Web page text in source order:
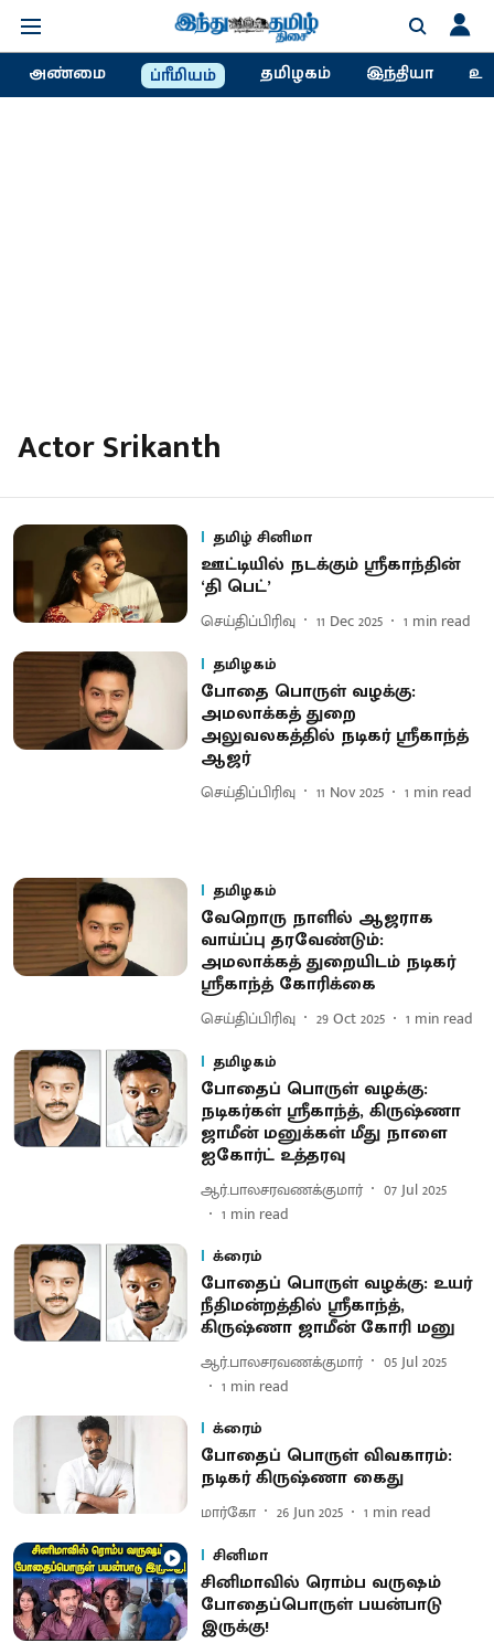
அண்மை ப்ரீமியம் தமிழகம் இந்தியா
Actor Srikanth
தமிழ் சினிமா
ஊட்டியில் நடக்கும் ஸ்ரீகாந்தின்
‘தி பெட்’
செய்திப்பிரிவு 11 Dec 2025 1 min read
தமிழகம்
போதை பொருள் வழக்கு:
அமலாக்கத் துறை
அலுவலகத்தில் நடிகர் ஸ்ரீகாந்த்
ஆஜர்
செய்திப்பிரிவு 11 Nov 2025 1 min read
தமிழகம்
வேறொரு நாளில் ஆஜராக
வாய்ப்பு தரவேண்டும்:
அமலாக்கத் துறையிடம் நடிகர்
ஸ்ரீகாந்த் கோரிக்கை
செய்திப்பிரிவு 29 Oct 2025 1 min read
தமிழகம்
போதைப் பொருள் வழக்கு:
நடிகர்கள் ஸ்ரீகாந்த், கிருஷ்ணா
ஜாமீன் மனுக்கள் மீது நாளை
ஐகோர்ட் உத்தரவு
ஆர்.பாலசரவணக்குமார்
07 Jul 2025
1 min read
க்ரைம்
போதைப் பொருள் வழக்கு: உயர்
நீதிமன்றத்தில் ஸ்ரீகாந்த்,
கிருஷ்ணா ஜாமீன் கோரி மனு
ஆர்.பாலசரவணக்குமார்
05 Jul 2025
1 min read
க்ரைம்
போதைப் பொருள் விவகாரம்:
நடிகர் கிருஷ்ணா கைது
மார்கோ 26 Jun 2025 1 min read
சினிமா
சினிமாவில் ரொம்ப வருஷம்
போதைப்பொருள் பயன்பாடு
இருக்கு!